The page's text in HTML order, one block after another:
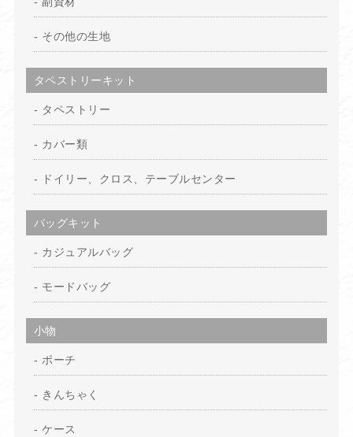
その他の生地
タペストリーキット
タペストリー
カバー類
ドイリー、クロス、テーブルセンター
バッグキット
カジュアルバッグ
モードバッグ
小物
ポーチ
きんちゃく
ケース